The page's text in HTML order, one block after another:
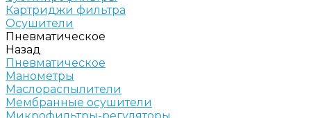
Картриджи фильтра
Осушители
Пневматическое
Назад
Пневматическое
Манометры
Маслораспылители
Мембранные осушители